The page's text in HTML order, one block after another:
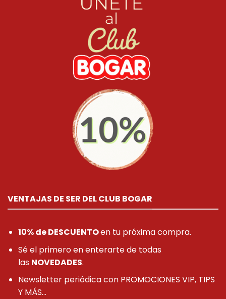
VENTAJAS DE SER DEL CLUB BOGAR
10% de DESCUENTOen tu próxima compra.
Sé el primero en enterarte de todas
las NOVEDADES.
Newsletter periódica con PROMOCIONES VIP, TIPS
Y MÁS...